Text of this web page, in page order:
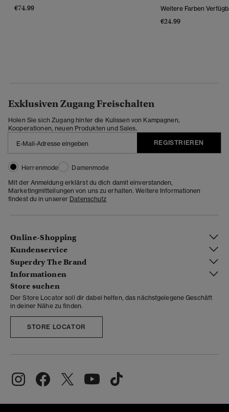
€74.99 Weitere Farben
€24.99
Exklusiven Zugang Freischalten
Holen Sie sich Zugang hinter die Kulissen von Kampagnen,
Kooperationen, neuen Produkten und Sales.
REGISTRIEREN
Herrenmode
Damenmode
Mit der Anmeldung erklärst du dich damit einverstanden,
Marketingmitteilungen von uns zu erhalten. Weitere Informationen
findest du in unserer Datenschutz
Online-Shopping
Kundenservice
Superdry The Brand
Informationen
Store suchen
Der Store Locator soll dir dabei helfen, das nächstgelegene Geschäft
in deiner Nähe zu finden.
STORE LOCATOR